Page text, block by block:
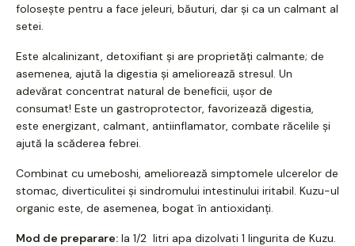
folosește pentru a face jeleuri, băuturi, dar și ca un calmant al
setei.
Este alcalinizant, detoxifiant și are proprietăți calmante; de
asemenea, ajută la digestia și ameliorează stresul. Un
adevărat concentrat natural de beneficii, ușor de
consumat! Este un gastroprotector, favorizează digestia,
este energizant, calmant, antiinflamator, combate răcelile și
ajută la scăderea febrei.
Combinat cu umeboshi, ameliorează simptomele ulcerelor de
stomac, diverticulitei și sindromului intestinului iritabil. Kuzu-ul
organic este, de asemenea, bogat în antioxidanți.
Mod de preparare: la 1/2 litri apa dizolvati 1 lingurita de Kuzu.